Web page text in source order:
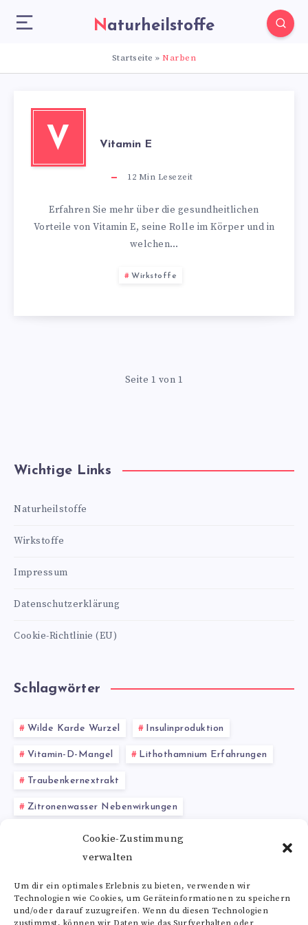
Cookie-Zustimmung
verwalten
Um dir ein optimales Erlebnis zu bieten, verwenden wir
Technologien wie Cookies, um Geräteinformationen zu speichern
und/oder darauf zuzugreifen. Wenn du diesen Technologien
Naturheilstoffe
Startseite »Narben
V Vitamin E
12 Min Lesezeit
Erfahren Sie mehr über die gesundheitlichen
Vorteile von Vitamin E, seine Rolle im Körper und in
welchen…
Wirkstoffe
Seite 1 von 1
Wichtige Links
Naturheilstoffe
Wirkstoffe
Impressum
Datenschutzerklärung
Cookie-Richtlinie (EU)
Schlagwörter
Wilde Karde Wurzel Insulinproduktion
Vitamin-D-Mangel Lithothamnium Erfahrungen
Traubenkernextrakt
Zitronenwasser Nebenwirkungen
Glutamin-Präparate
Schädlinge und Unkraut
Alle Schlagwörter